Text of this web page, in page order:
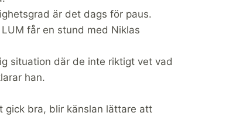
är det dags för paus.
får en stund med Niklas
situation där de inte riktigt vet vad
han.
gick bra, blir känslan lättare att